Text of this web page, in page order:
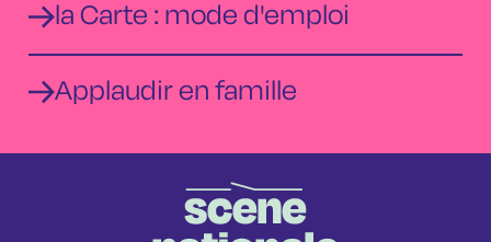
la Carte : mode d'emploi
Applaudir en famille